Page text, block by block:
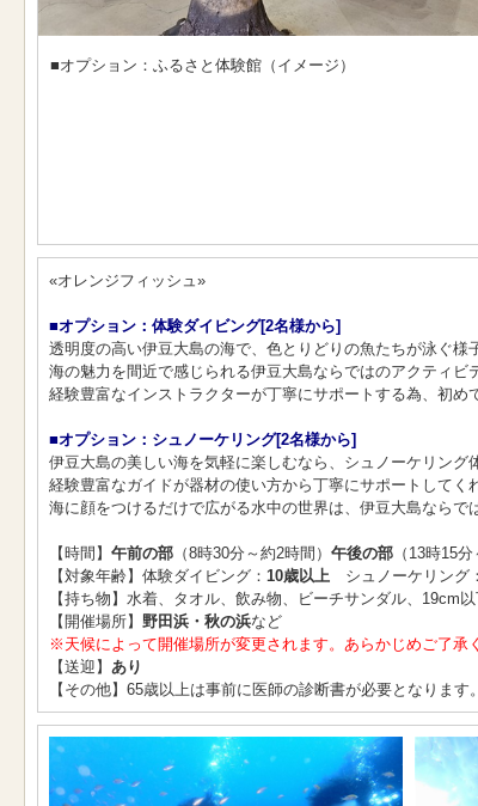
■オプション：ふるさと体験館（イメージ）
«オレンジフィッシュ»
■オプション：体験ダイビング[2名様から]
透明度の高い伊豆大島の海で、色とりどりの魚たちが泳ぐ
海の魅力を間近で感じられる伊豆大島ならではのアクティビ
経験豊富なインストラクターが丁寧にサポートする為、初
■オプション：シュノーケリング[2名様から]
伊豆大島の美しい海を気軽に楽しむなら、シュノーケリング
経験豊富なガイドが器材の使い方から丁寧にサポートして
海に顔をつけるだけで広がる水中の世界は、伊豆大島なら
【時間】 午前の部 （8時30分～約2時間） 午後の部 （13時15
【対象年齢】体験ダイビング： 10歳以上 シュノーケリング：
【持ち物】水着、タオル、飲み物、ビーチサンダル、19cm
【開催場所】 野田浜・秋の浜など
※天候によって開催場所が変更されます。あらかじめご了承
【送迎】 あり
【その他】65歳以上は事前に医師の診断書が必要となります。